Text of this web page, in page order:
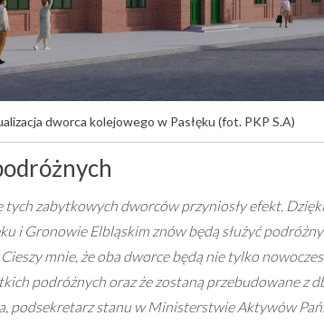
dworca kolejowego w Pasłęku (fot. PKP S.A)
tych zabytkowych dworców przyniosły efekt.
i Gronowie Elbląskim znów będą służyć
mnie, że oba dworce będą nie tylko
podróżnych oraz że zostaną przebudowane z
podsekretarz stanu w Ministerstwie Aktywów